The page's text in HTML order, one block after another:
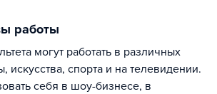
работы
искусства, спорта и на телевидении.
себя в шоу-бизнесе, в